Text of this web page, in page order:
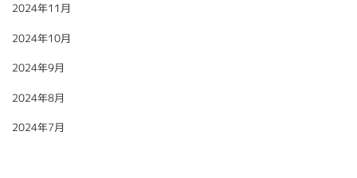
2024年11月
2024年10月
2024年9月
2024年8月
2024年7月